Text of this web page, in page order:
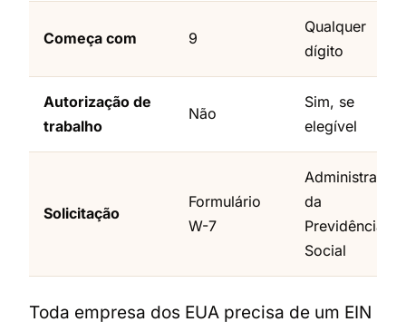
Começa com 9
Qualquer
dígito
Autorização de
trabalho
Não
Sim, se
elegível
Solicitação
Formulário
W-7
Administração
da
Previdência
Social
Toda empresa dos EUA precisa de um EIN